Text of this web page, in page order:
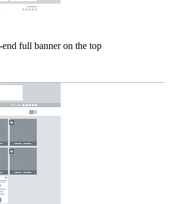
full banner on the top